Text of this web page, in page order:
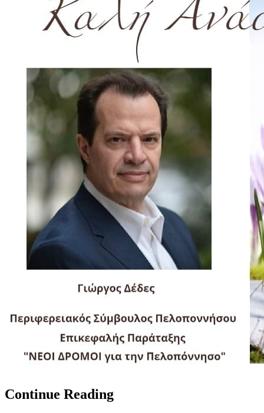
Continue Reading